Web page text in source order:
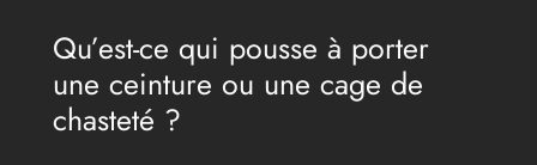
Qu’est-ce qui pousse à porter
une ceinture ou une cage de
chasteté ?